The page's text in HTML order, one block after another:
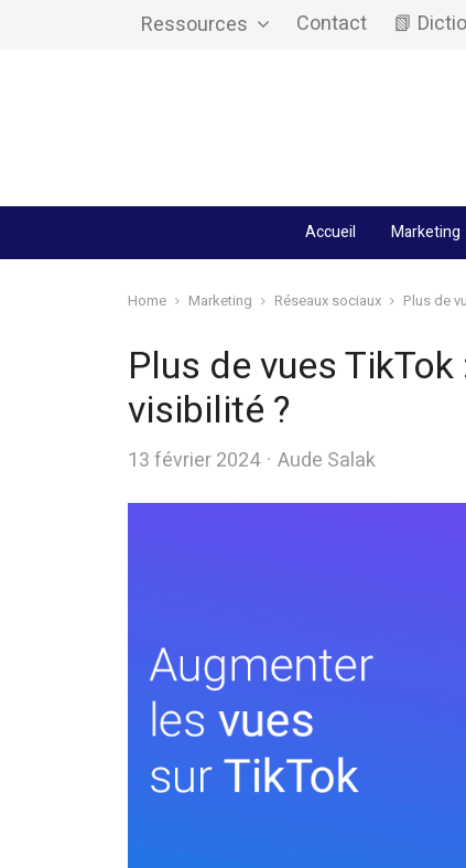
Ressources Contact 📗
Accueil Marketing
Home Marketing Réseaux sociaux Plus de
Plus de vues
visibilité ?
13 février 2024 Author
Aude Salak